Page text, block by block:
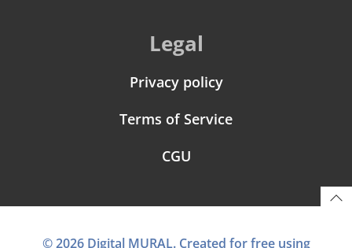
Legal
Privacy policy
Terms of Service
CGU
© 2026 Digital MURAL. Created for free using